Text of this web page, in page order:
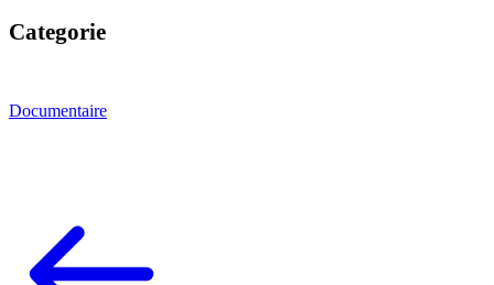
Categorie
Documentaire